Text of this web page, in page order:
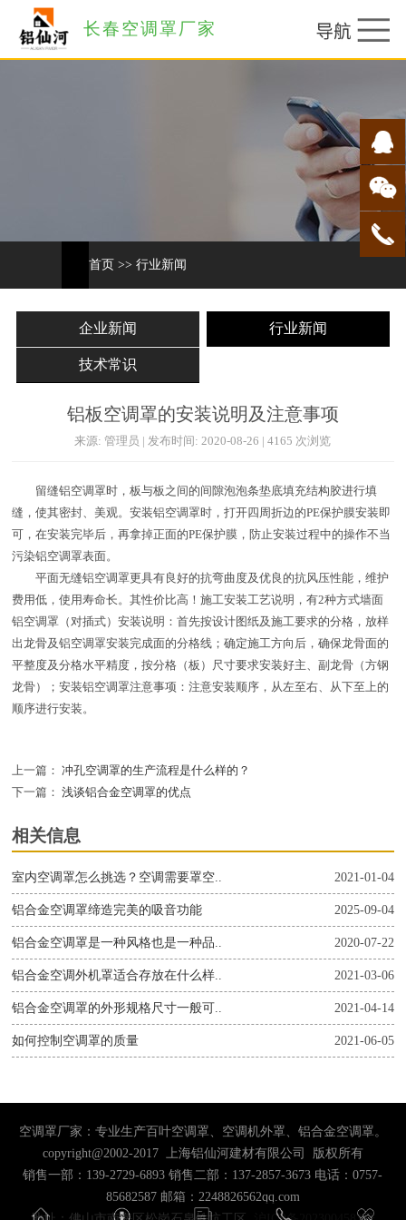
长春空调罩厂家
首页 >> 行业新闻
企业新闻 行业新闻
技术常识
铝板空调罩的安装说明及注意事项
来源: 管理员 | 发布时间: 2020-08-26 | 4165 次浏览
留缝铝空调罩时，板与板之间的间隙泡泡条垫底填充结构胶进行填
缝，使其密封、美观。安装铝空调罩时，打开四周折边的PE保护膜安装即
可，在安装完毕后，再拿掉正面的PE保护膜，防止安装过程中的操作不当
污染铝空调罩表面。
平面无缝铝空调罩更具有良好的抗弯曲度及优良的抗风压性能，维护
费用低，使用寿命长。其性价比高！施工安装工艺说明，有2种方式墙面
铝空调罩（对插式）安装说明：首先按设计图纸及施工要求的分格，放样
出龙骨及铝空调罩安装完成面的分格线；确定施工方向后，确保龙骨面的
平整度及分格水平精度，按分格（板）尺寸要求安装好主、副龙骨（方钢
龙骨）；安装铝空调罩注意事项：注意安装顺序，从左至右、从下至上的
顺序进行安装。
上一篇： 冲孔空调罩的生产流程是什么样的？
下一篇： 浅谈铝合金空调罩的优点
相关信息
2021-01-04
室内空调罩怎么挑选？空调需要罩空..
2025-09-04
铝合金空调罩缔造完美的吸音功能
2020-07-22
铝合金空调罩是一种风格也是一种品..
2021-03-06
铝合金空调外机罩适合存放在什么样..
2021-04-14
铝合金空调罩的外形规格尺寸一般可..
2021-06-05
如何控制空调罩的质量
空调罩厂家：专业生产百叶空调罩、空调机外罩、铝合金空调罩。
copyright@2002-2017 上海铝仙河建材有限公司 版权所有
销售一部：139-2729-6893 销售二部：137-2857-3673 电话：0757-
85682587 邮箱：2248826562qq.com